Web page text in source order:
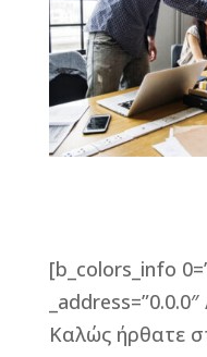
[b_colors_info
Καλώς ήρθατε